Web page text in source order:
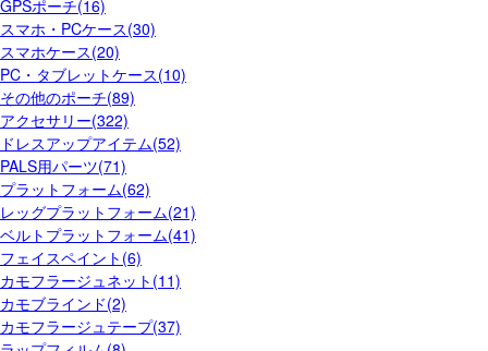
GPSポーチ(16)
スマホ・PCケース(30)
スマホケース(20)
PC・タブレットケース(10)
その他のポーチ(89)
アクセサリー(322)
ドレスアップアイテム(52)
PALS用パーツ(71)
プラットフォーム(62)
レッグプラットフォーム(21)
ベルトプラットフォーム(41)
フェイスペイント(6)
カモフラージュネット(11)
カモブラインド(2)
カモフラージュテープ(37)